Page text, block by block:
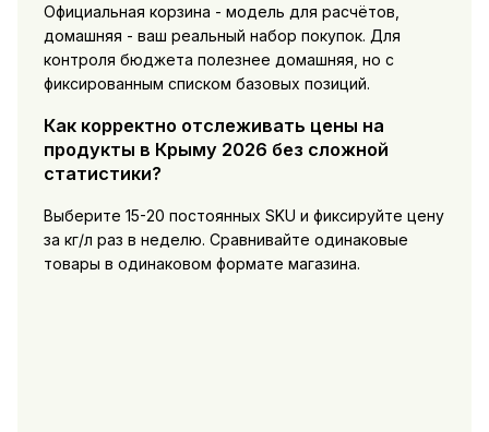
Официальная корзина - модель для расчётов,
домашняя - ваш реальный набор покупок. Для
контроля бюджета полезнее домашняя, но с
фиксированным списком базовых позиций.
Как корректно отслеживать цены на
продукты в Крыму 2026 без сложной
статистики?
Выберите 15-20 постоянных SKU и фиксируйте цену
за кг/л раз в неделю. Сравнивайте одинаковые
товары в одинаковом формате магазина.